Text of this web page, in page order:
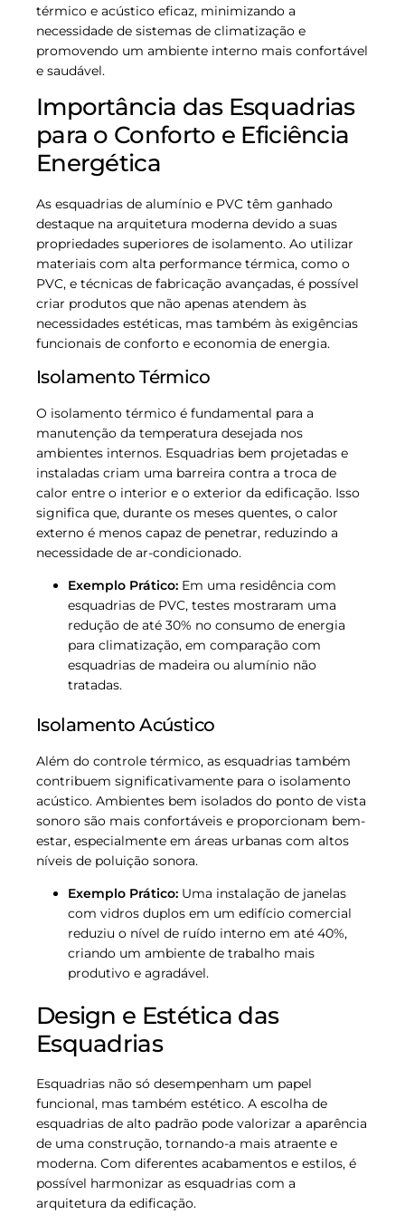
térmico e acústico eficaz, minimizando a
necessidade de sistemas de climatização e
promovendo um ambiente interno mais confortável
e saudável.
Importância das Esquadrias
para o Conforto e Eficiência
Energética
As esquadrias de alumínio e PVC têm ganhado
destaque na arquitetura moderna devido a suas
propriedades superiores de isolamento. Ao utilizar
materiais com alta performance térmica, como o
PVC, e técnicas de fabricação avançadas, é possível
criar produtos que não apenas atendem às
necessidades estéticas, mas também às exigências
funcionais de conforto e economia de energia.
Isolamento Térmico
O isolamento térmico é fundamental para a
manutenção da temperatura desejada nos
ambientes internos. Esquadrias bem projetadas e
instaladas criam uma barreira contra a troca de
calor entre o interior e o exterior da edificação. Isso
significa que, durante os meses quentes, o calor
externo é menos capaz de penetrar, reduzindo a
necessidade de ar-condicionado.
Exemplo Prático: Em uma residência com
esquadrias de PVC, testes mostraram uma
redução de até 30% no consumo de energia
para climatização, em comparação com
esquadrias de madeira ou alumínio não
tratadas.
Isolamento Acústico
Além do controle térmico, as esquadrias também
contribuem significativamente para o isolamento
acústico. Ambientes bem isolados do ponto de vista
sonoro são mais confortáveis e proporcionam bem-
estar, especialmente em áreas urbanas com altos
níveis de poluição sonora.
Exemplo Prático: Uma instalação de janelas
com vidros duplos em um edifício comercial
reduziu o nível de ruído interno em até 40%,
criando um ambiente de trabalho mais
produtivo e agradável.
Design e Estética das
Esquadrias
Esquadrias não só desempenham um papel
funcional, mas também estético. A escolha de
esquadrias de alto padrão pode valorizar a aparência
de uma construção, tornando-a mais atraente e
moderna. Com diferentes acabamentos e estilos, é
possível harmonizar as esquadrias com a
arquitetura da edificação.